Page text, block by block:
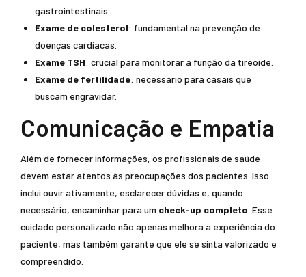
gastrointestinais.
Exame de colesterol: fundamental na prevenção de
doenças cardíacas.
Exame TSH: crucial para monitorar a função da tireoide.
Exame de fertilidade: necessário para casais que
buscam engravidar.
Comunicação e Empatia
Além de fornecer informações, os profissionais de saúde
devem estar atentos às preocupações dos pacientes. Isso
inclui ouvir ativamente, esclarecer dúvidas e, quando
necessário, encaminhar para um check-up completo . Esse
cuidado personalizado não apenas melhora a experiência do
paciente, mas também garante que ele se sinta valorizado e
compreendido.